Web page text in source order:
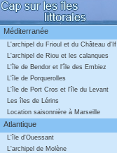
Méditerranée
L'archipel du Frioul et du Château d'If
L'archipel de Riou et les calanques
L'île de Bendor et l'île des Embiez
L'île de Porquerolles
L'île de Port Cros et l'île du Levant
Les îles de Lérins
Location saisonnière à Marseille
Atlantique
L'île d'Ouessant
L'archipel de Molène